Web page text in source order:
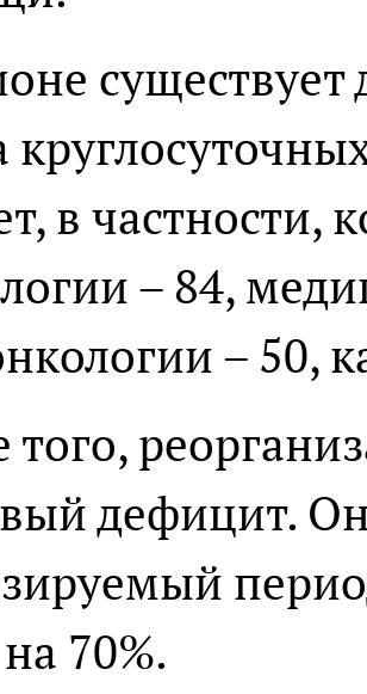
в
– 84,
– 50,
дефицит.
70%.